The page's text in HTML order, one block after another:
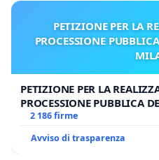
PETIZIONE PER LA
PROCESSIONE
PETIZIONE PER LA
PROCESSIONE PUBBLICA
MILANO
2 186 firme
Avviso di trasparenza